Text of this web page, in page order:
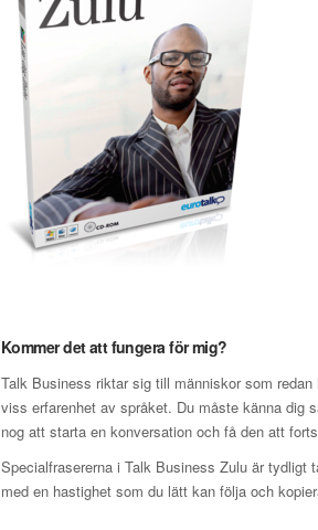
Kommer det att fungera för mig?
Talk Business riktar sig till människor som redan
viss erfarenhet av språket. Du måste känna dig
nog att starta en konversation och få den att
Specialfrasererna i Talk Business Zulu är tydligt
med en hastighet som du lätt kan följa och